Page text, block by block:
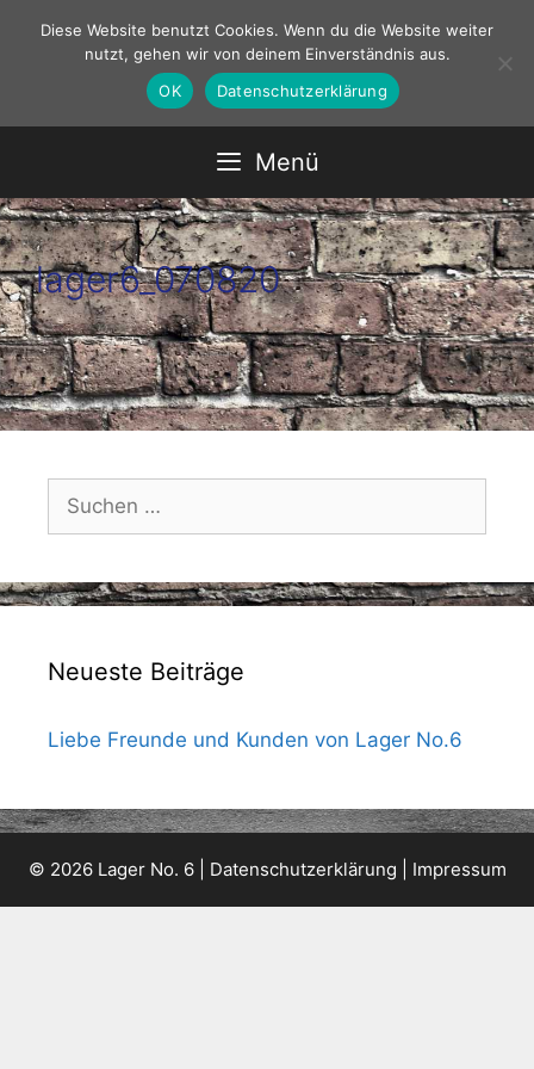
Inhalt
Menü
lager6_070820
nach:
Neueste Beiträge
Liebe Freunde und Kunden von Lager No.6
© 2026 Lager No. 6 | Datenschutzerklärung Impressum
Diese Website benutzt Cookies. Wenn du die Website weiter
nutzt, gehen wir von deinem Einverständnis aus.
OK
Datenschutzerklärung